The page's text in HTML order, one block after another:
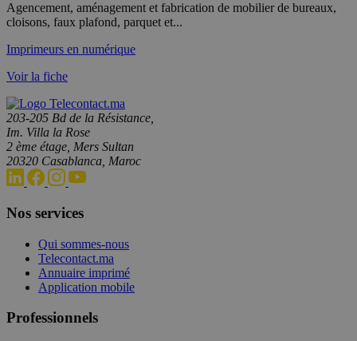
Agencement, aménagement et fabrication de mobilier de bureaux,
cloisons, faux plafond, parquet et...
Imprimeurs en numérique
Voir la fiche
203-205 Bd de la Résistance,
Im. Villa la Rose
2 ème étage, Mers Sultan
20320 Casablanca, Maroc
Nos services
Qui sommes-nous
Telecontact.ma
Annuaire imprimé
Application mobile
Professionnels